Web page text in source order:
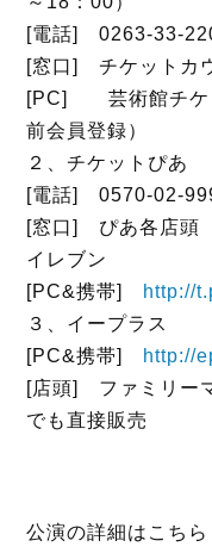
[電話] 0263-33-
[窓口] チケットカ
[PC] 芸術館チケ
前会員登録）
２、チケットぴあ
[電話] 0570-02-
[窓口] ぴあ各店頭
イレブン
[PC&携帯] http://
３、イープラス
[PC&携帯] http://
[店頭] ファミリー
でも直接販売
公演の詳細はこちら